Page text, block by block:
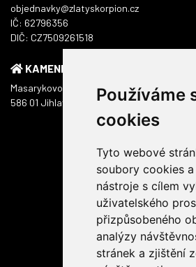
Používáme
cookies
Tyto webové
soubory cookies
nástroje s cílem
uživatelského
přizpůsobeného
analýzy
stránek a zjištění
objednavky@zlatyskorpion.cz
IČ: 62796356
DIČ: CZ7509261518
KAMENNÁ PRODEJNA
Masarykovo náměstí 1217/51
586 01 Jihlava